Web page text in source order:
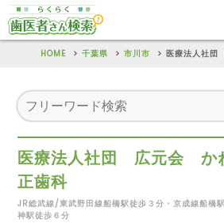
HOME 千葉県 市川市 医療法人社
医療法人社団 広元会 か
正歯科
JR総武線/東武野田線船橋駅徒歩３分・京成線船橋
神駅徒歩６分